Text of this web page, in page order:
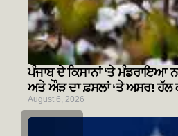
ਪੰਜਾਬ ਦੇ ਕਿਸਾਨਾਂ ‘ਤੇ ਮੰਡਰਾਇਆ
ਅਤੇ ਔੜ ਦਾ ਫ਼ਸਲਾਂ ‘ਤੇ ਅਸਰ! ਹੱਲ
August 6, 2026